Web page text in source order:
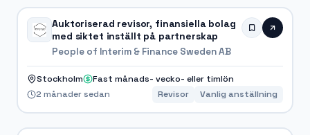
Auktoriserad revisor, finansiella bolag
med siktet inställt på partnerskap
People of Interim & Finance Sweden AB
Stockholm
Fast månads- vecko- eller timlön
2 månader sedan
Revisor Vanlig anställning